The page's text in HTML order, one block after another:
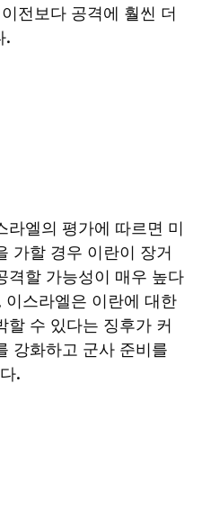
전보다 공격에 훨씬 더
.
라엘의 평가에 따르면 미
가할 경우 이란이 장거
격할 가능성이 매우 높다
스라엘은 이란에 대한
할 수 있다는 징후가 커
강화하고 군사 준비를
.